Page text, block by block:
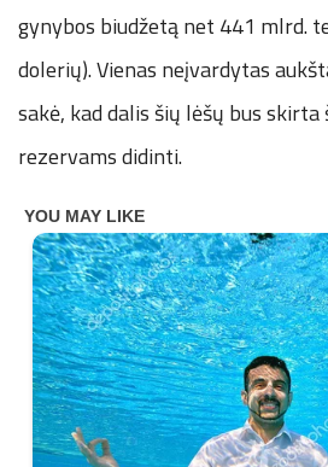
gynybos biudžetą net 441 mlrd.
dolerių). Vienas neįvardytas
sakė, kad dalis šių lėšų bus
rezervams didinti.